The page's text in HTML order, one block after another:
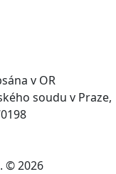
v OR
soudu v Praze,
© 2026